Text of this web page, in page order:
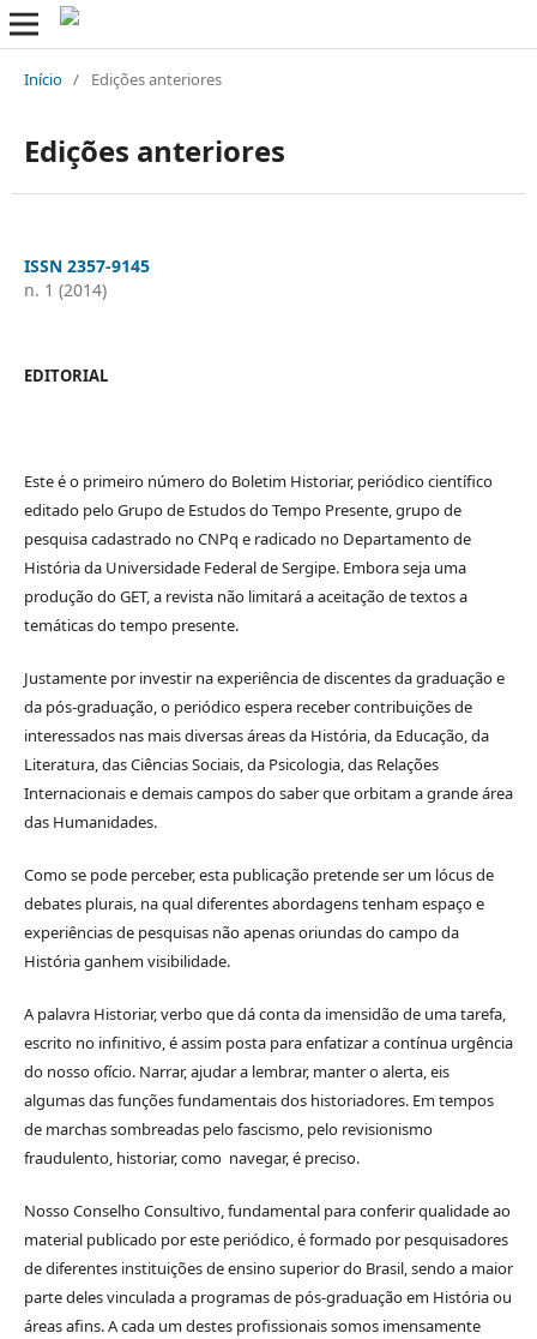
Início / Edições anteriores
Edições anteriores
ISSN 2357-9145
n. 1 (2014)
EDITORIAL
Este é o primeiro número do Boletim Historiar, periódico científico
editado pelo Grupo de Estudos do Tempo Presente, grupo de
pesquisa cadastrado no CNPq e radicado no Departamento de
História da Universidade Federal de Sergipe. Embora seja uma
produção do GET, a revista não limitará a aceitação de textos a
temáticas do tempo presente.
Justamente por investir na experiência de discentes da graduação e
da pós-graduação, o periódico espera receber contribuições de
interessados nas mais diversas áreas da História, da Educação, da
Literatura, das Ciências Sociais, da Psicologia, das Relações
Internacionais e demais campos do saber que orbitam a grande área
das Humanidades.
Como se pode perceber, esta publicação pretende ser um lócus de
debates plurais, na qual diferentes abordagens tenham espaço e
experiências de pesquisas não apenas oriundas do campo da
História ganhem visibilidade.
A palavra Historiar, verbo que dá conta da imensidão de uma tarefa,
escrito no infinitivo, é assim posta para enfatizar a contínua urgência
do nosso ofício. Narrar, ajudar a lembrar, manter o alerta, eis
algumas das funções fundamentais dos historiadores. Em tempos
de marchas sombreadas pelo fascismo, pelo revisionismo
fraudulento, historiar, como navegar, é preciso.
Nosso Conselho Consultivo, fundamental para conferir qualidade ao
material publicado por este periódico, é formado por pesquisadores
de diferentes instituições de ensino superior do Brasil, sendo a maior
parte deles vinculada a programas de pós-graduação em História ou
áreas afins. A cada um destes profissionais somos imensamente